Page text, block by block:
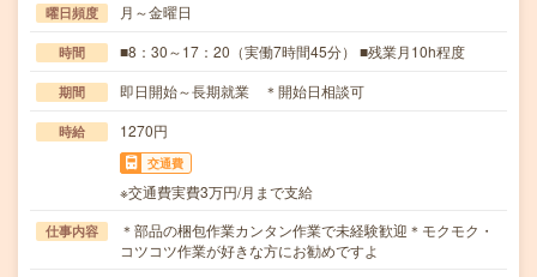
曜日頻度 月～金曜日
時間 ■8：30～17：20（実働7時間45分） ■残業月10h程度
期間 即日開始～長期就業 ＊開始日相談可
時給 1270円
交通費
※交通費実費3万円/月まで支給
仕事内容
＊部品の梱包作業カンタン作業で未経験歓迎＊モクモク・
コツコツ作業が好きな方にお勧めですよ